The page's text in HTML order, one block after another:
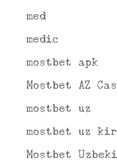
med
medic
mostbet apk
Mostbet AZ
mostbet uz
mostbet uz
Mostbet